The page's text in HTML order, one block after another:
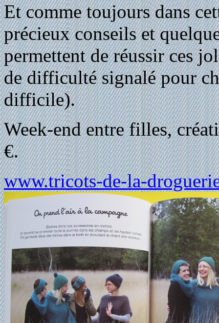
Et comme toujours dans
précieux conseils et
permettent de réussir ces
de difficulté signalé pour
difficile).
Week-end entre filles,
€.
www.tricots-de-la-